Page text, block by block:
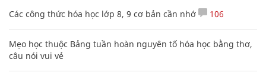
Các công thức hóa học lớp 8, 9 cơ bản cần nhớ 106
Mẹo học thuộc Bảng tuần hoàn nguyên tố hóa học bằng thơ,
câu nói vui vẻ